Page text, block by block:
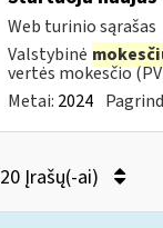
Web turinio sąrašas
Valstybinė
vertės mokesčio
Metai: 2024
20 Įrašų(-ai)